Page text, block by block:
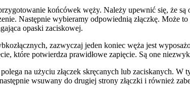
końcówek węży. Należy upewnić się, że
Następnie wybieramy odpowiednią złączkę. Może
opaski zaciskowej.
zazwyczaj jeden koniec węża jest
które potwierdza prawidłowe zapięcie. Są one
na użyciu złączek skręcanych lub zaciskanych. W
wsuwany do drugiej strony złączki i również